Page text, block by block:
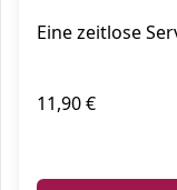
Eine zeitlose
11,90 €